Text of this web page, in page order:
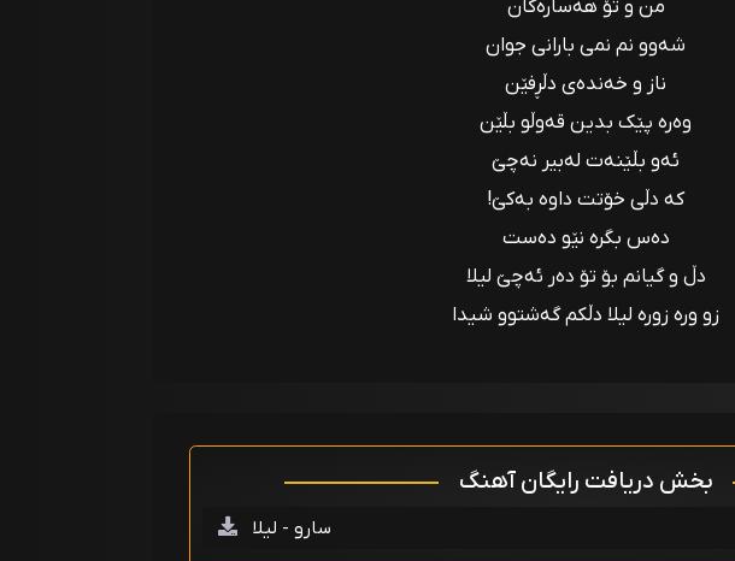
من و تۆ هەسارەکان
شەوو نم نمی بارانی جوان
ناز و خەندەی دڵڕفێن
وەرە پێک بدین قەوڵو بڵێن
ئەو بڵێنەت لەبیر نەچێ
کە دڵی خۆتت داوە بەکێ!
دەس بگرە نێو دەست
دڵ و گیانم بۆ تۆ دەر ئەچێ ليلا
زو وره زوره ليلا دڵکم گەشتوو شیدا
بخش دریافت رایگان آهنگ
سارو - لیلا